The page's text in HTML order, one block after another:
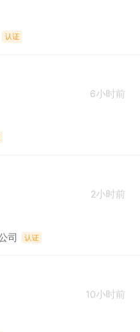
认证
6小时前
2小时前
司 认证
10小时前